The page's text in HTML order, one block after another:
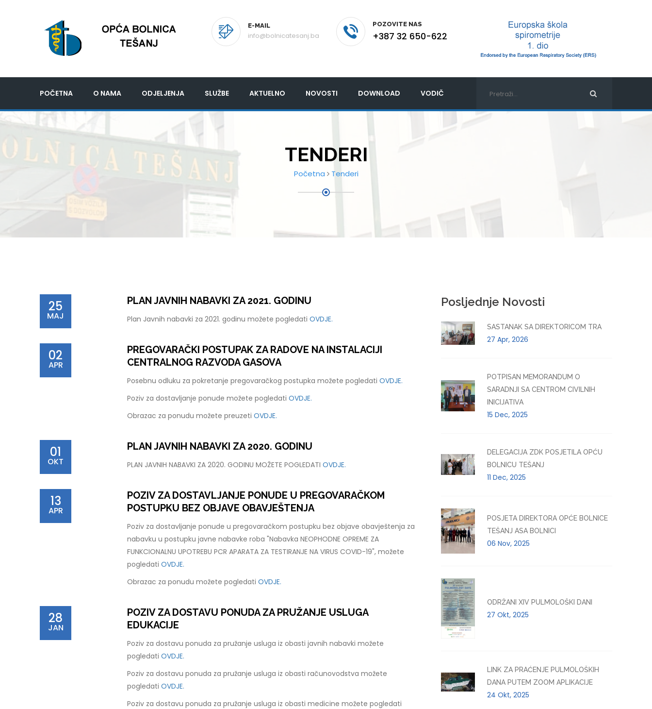
E-MAIL
info@bolnicatesanj.ba
POZOVITE NAS
+387 32 650-622
POČETNA O NAMA ODJELJENJA SLUŽBE AKTUELNO NOVOSTI DOWNLOAD VODIČ
TENDERI
Početna Tenderi
25
MAJ
PLAN JAVNIH NABAVKI ZA 2021. GODINU
Plan Javnih nabavki za 2021. godinu možete pogledati OVDJE.
02
APR
PREGOVARAČKI POSTUPAK ZA RADOVE NA INSTALACIJI
CENTRALNOG RAZVODA GASOVA
Posebnu odluku za pokretanje pregovaračkog postupka možete pogledati OVDJE.
Poziv za dostavljanje ponude možete pogledati OVDJE.
Obrazac za ponudu možete preuzeti OVDJE.
01
OKT
PLAN JAVNIH NABAVKI ZA 2020. GODINU
PLAN JAVNIH NABAVKI ZA 2020. GODINU MOŽETE POGLEDATI OVDJE.
13
APR
POZIV ZA DOSTAVLJANJE PONUDE U PREGOVARAČKOM
POSTUPKU BEZ OBJAVE OBAVJEŠTENJA
Poziv za dostavljanje ponude u pregovaračkom postupku bez objave obavještenja za
nabavku u postupku javne nabavke roba "Nabavka NEOPHODNE OPREME ZA
FUNKCIONALNU UPOTREBU PCR APARATA ZA TESTIRANJE NA VIRUS COVID-19", možete
pogledati OVDJE.
Obrazac za ponudu možete pogledati OVDJE.
28
JAN
POZIV ZA DOSTAVU PONUDA ZA PRUŽANJE USLUGA
EDUKACIJE
Poziv za dostavu ponuda za pružanje usluga iz obasti javnih nabavki možete
pogledati OVDJE.
Poziv za dostavu ponuda za pružanje usluga iz obasti računovodstva možete
pogledati OVDJE.
Poziv za dostavu ponuda za pružanje usluga iz obasti medicine možete pogledati
Posljednje Novosti
SASTANAK SA DIREKTORICOM TRA
27 Apr, 2026
POTPISAN MEMORANDUM O
SARADNJI SA CENTROM CIVILNIH
INICIJATIVA
15 Dec, 2025
DELEGACIJA ZDK POSJETILA OPĆU
BOLNICU TEŠANJ
11 Dec, 2025
POSJETA DIREKTORA OPĆE BOLNICE
TEŠANJ ASA BOLNICI
06 Nov, 2025
ODRŽANI XIV PULMOLOŠKI DANI
27 Okt, 2025
LINK ZA PRAĆENJE PULMOLOŠKIH
DANA PUTEM ZOOM APLIKACIJE
24 Okt, 2025